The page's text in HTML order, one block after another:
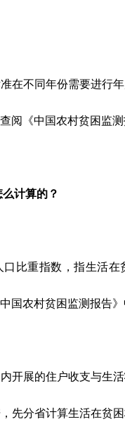
在不同年份需要进行
阅《中国农村贫困监
计算的？
比重指数，指生活
国农村贫困监测报告
开展的住户收支与生
先分省计算生活在贫